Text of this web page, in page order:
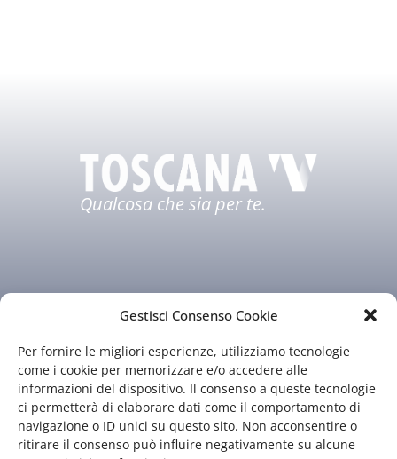
Gestisci Consenso Cookie
Per fornire le migliori esperienze, utilizziamo tecnologie
come i cookie per memorizzare e/o accedere alle
informazioni del dispositivo. Il consenso a queste tecnologie
ci permetterà di elaborare dati come il comportamento di
navigazione o ID unici su questo sito. Non acconsentire o
ritirare il consenso può influire negativamente su alcune
Qualcosa che sia per te.
Chi siamo
Il nostro staff
Guida TV
Contatti